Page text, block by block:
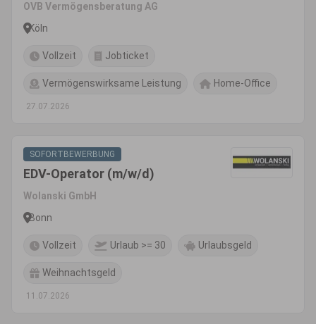
OVB Vermögensberatung AG
Köln
Vollzeit Jobticket
Vermögenswirksame Leistung Home-Office
27.07.2026
SOFORTBEWERBUNG
EDV-Operator (m/w/d)
Wolanski GmbH
Bonn
Vollzeit Urlaub >= 30 Urlaubsgeld
Weihnachtsgeld
11.07.2026